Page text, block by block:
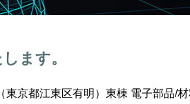
ます。
東京都江東区有明）東棟 電子部品/